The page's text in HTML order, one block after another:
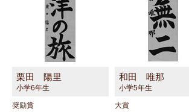
栗田 陽里
小学6年生
奨励賞
和田 唯那
小学5年生
大賞